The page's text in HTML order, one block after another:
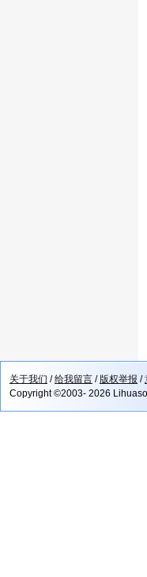
关于我们 /给我留言 /版权举报 /
Copyright ©2003- 2026